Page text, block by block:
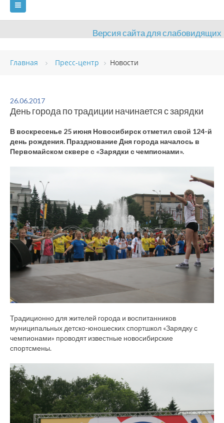
Версия сайта для слабовидящих
ГЛАВНАЯ
ВИДЫ СПОРТА
ОЦЕНКА КАЧЕСТВА ОБРАЗОВАНИЯ ВАКАНСИИ
Главная Пресс-центр Новости
26.06.2017
День города по традиции начинается с зарядки
В воскресенье 25 июня Новосибирск отметил свой 124-й
день рождения. Празднование Дня города началось в
Первомайском сквере с «Зарядки с чемпионами».
Традиционно для жителей города и воспитанников
муниципальных детско-юношеских спортшкол «Зарядку с
чемпионами» проводят известные новосибирские
спортсмены.